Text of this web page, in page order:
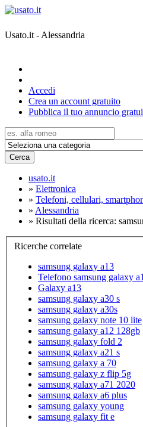
Usato.it - Alessandria
Accedi
Crea un account gratuito
Pubblica il tuo annuncio
Cerca
usato.it
» Elettronica
» Telefoni, cellulari,
» Alessandria
» Risultati della ricerca:
Ricerche correlate
samsung galaxy a13
Telefono samsung galaxy
Galaxy a13
samsung galaxy a30 s
samsung galaxy a30s
samsung galaxy note 10 lite
samsung galaxy a12 128gb
samsung galaxy fold 2
samsung galaxy a21 s
samsung galaxy a 70
samsung galaxy z flip 5g
samsung galaxy a71 2020
samsung galaxy a6 plus
samsung galaxy young
samsung galaxy fit e